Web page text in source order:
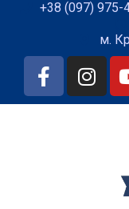
+38 (097) 975-
м.